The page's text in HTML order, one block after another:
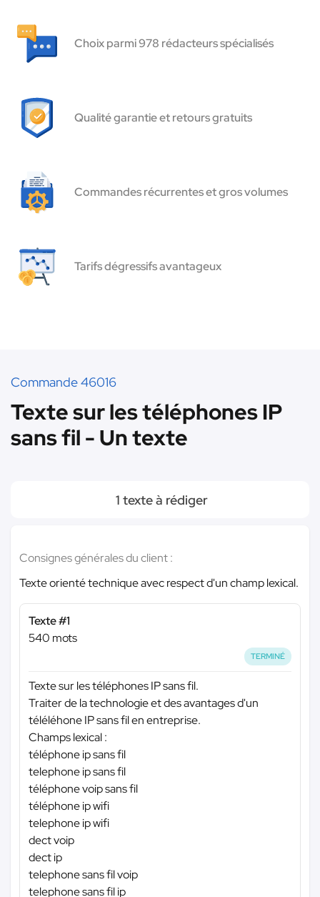
Choix parmi 978 rédacteurs spécialisés
Qualité garantie et retours gratuits
Commandes récurrentes et gros volumes
Tarifs dégressifs avantageux
Commande 46016
Texte sur les téléphones IP
sans fil - Un texte
1 texte à rédiger
Consignes générales du client :
Texte orienté technique avec respect d'un champ lexical.
Texte #1
540 mots
TERMINÉ
Texte sur les téléphones IP sans fil.
Traiter de la technologie et des avantages d'un
téléléhone IP sans fil en entreprise.
Champs lexical :
téléphone ip sans fil
telephone ip sans fil
téléphone voip sans fil
téléphone ip wifi
telephone ip wifi
dect voip
dect ip
telephone sans fil voip
telephone sans fil ip